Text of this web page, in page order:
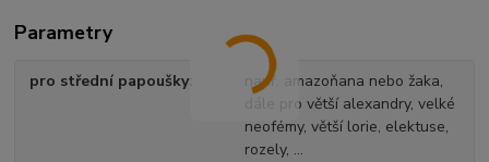
Parametry
pro střední papoušky
např. amazoňana nebo žaka,
dále pro větší alexandry, velké
neofémy, větší lorie, elektuse,
rozely, ...